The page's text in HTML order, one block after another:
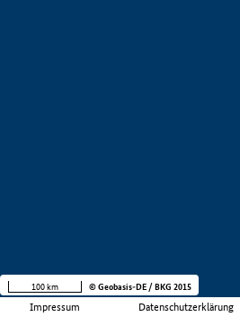
Impressum Datenschutzerklärung
100 km © Geobasis-DE / BKG 2015